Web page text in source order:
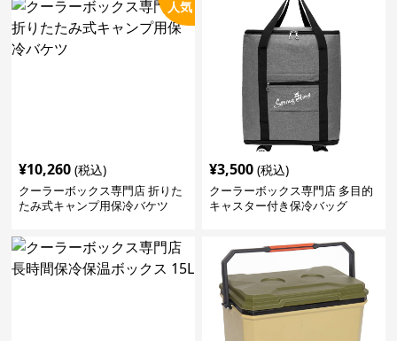
人気
¥10,260 (税込)
クーラーボックス専門店 折りた
たみ式キャンプ用保冷バケツ
¥3,500 (税込)
クーラーボックス専門店 多目的
キャスター付き保冷バッグ